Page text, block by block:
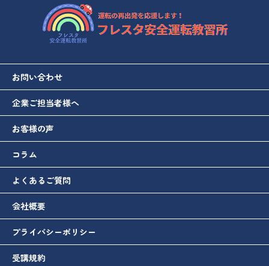
お問い合わせ
企業ご担当者様へ
お客様の声
コラム
よくあるご質問
会社概要
プライバシーポリシー
受講規約